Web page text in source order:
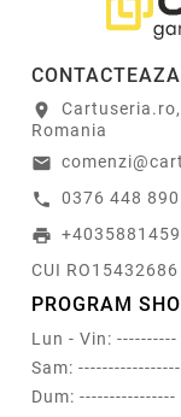
location_on
Romania
email
call 0376 448 890
print
CUI
PROGRAM
Lun - Vin:
Sam:
Dum: